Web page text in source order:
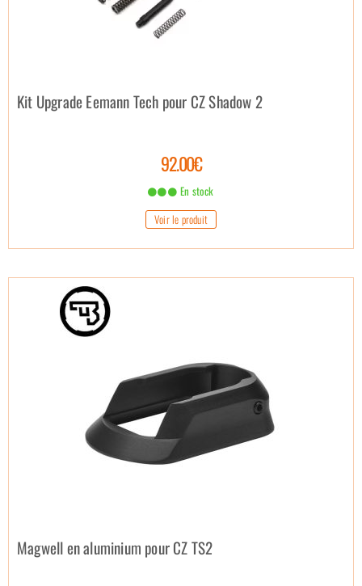
Kit Upgrade Eemann Tech pour CZ Shadow 2
92.00€
En stock
Voir le produit
Magwell en aluminium pour CZ TS2